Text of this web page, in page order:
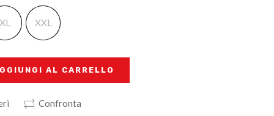
XL XXL
AL CARRELLO
Confronta